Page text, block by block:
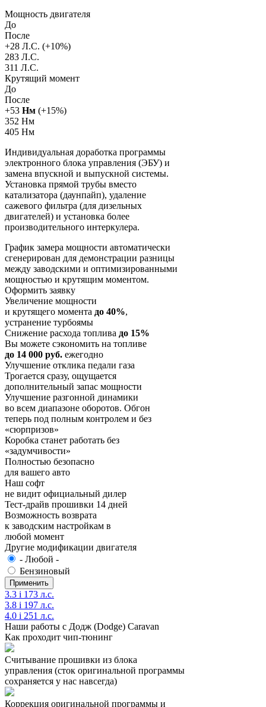
Мощность двигателя
До
После
+28 Л.С. (+10%)
283 Л.С.
311 Л.С.
Крутящий момент
До
После
+53 Нм (+15%)
352 Нм
405 Нм
Индивидуальная доработка программы
электронного блока управления (ЭБУ) и
замена впускной и выпускной системы.
Установка прямой трубы вместо
катализатора (даунпайп), удаление
сажевого фильтра (для дизельных
двигателей) и установка более
производительного интеркулера.
График замера мощности автоматически
сгенерирован для демонстрации разницы
между заводскими и оптимизированными
мощностью и крутящим моментом.
Оформить заявку
Увеличение мощности
и крутящего момента до 40%,
устранение турбоямы
Снижение расхода топлива до 15%
Вы можете сэкономить на топливе
до 14 000 руб. ежегодно
Улучшение отклика педали газа
Трогается сразу, ощущается
дополнительный запас мощности
Улучшение разгонной динамики
во всем диапазоне оборотов. Обгон
теперь под полным контролем и без
«сюрпризов»
Коробка станет работать без
«задумчивости»
Полностью безопасно
для вашего авто
Наш софт
не видит официальный дилер
Тест-драйв прошивки 14 дней
Возможность возврата
к заводским настройкам в
любой момент
Другие модификации двигателя
- Любой -
Бензиновый
3.3 i 173 л.с.
3.8 i 197 л.с.
4.0 i 251 л.с.
Наши работы с Додж (Dodge) Caravan
Как проходит чип-тюнинг
Считывание прошивки из блока
управления (сток оригинальной программы
сохраняется у нас навсегда)
Коррекция оригинальной программы и